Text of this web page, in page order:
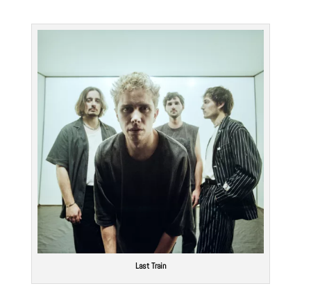
Last Train